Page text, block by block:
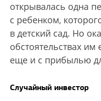
открывалась одна
с ребенком,
в детский сад. Но
обстоятельствах им
еще и с прибылью
Случайный инвестор